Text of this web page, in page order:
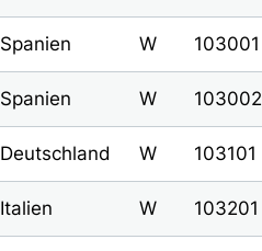
Spanien W 103001
Spanien W 103002
Deutschland W 103101
Italien W 103201